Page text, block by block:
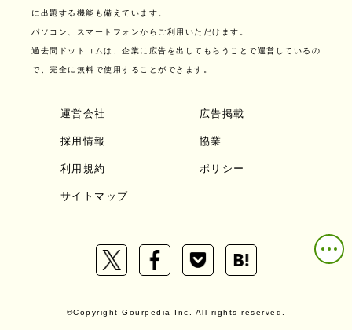
に出題する機能も備えています。
パソコン、スマートフォンからご利用いただけます。
過去問ドットコムは、企業に広告を出してもらうことで運営しているの
で、完全に無料で使用することができます。
運営会社 広告掲載
採用情報 協業
利用規約 ポリシー
サイトマップ
©Copyright Gourpedia Inc. All rights reserved.